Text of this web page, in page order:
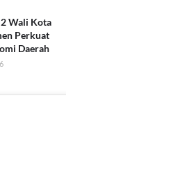
2 Wali Kota
Perkuat
Daerah